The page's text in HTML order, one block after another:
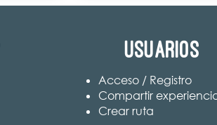
Usuarios
Acceso / Registro
Compartir
Crear ruta